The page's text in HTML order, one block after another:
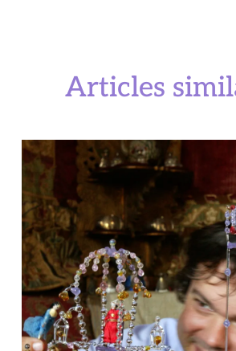
Articles